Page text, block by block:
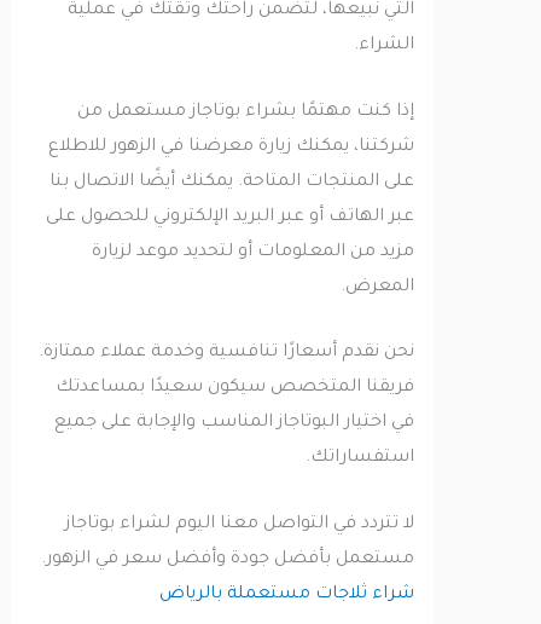
التي نبيعها، لتضمن راحتك وثقتك في عملية
الشراء.
إذا كنت مهتمًا بشراء بوتاجاز مستعمل من
شركتنا، يمكنك زيارة معرضنا في الزهور للاطلاع
على المنتجات المتاحة. يمكنك أيضًا الاتصال بنا
عبر الهاتف أو عبر البريد الإلكتروني للحصول على
مزيد من المعلومات أو لتحديد موعد لزيارة
المعرض.
نحن نقدم أسعارًا تنافسية وخدمة عملاء ممتازة.
فريقنا المتخصص سيكون سعيدًا بمساعدتك
في اختيار البوتاجاز المناسب والإجابة على جميع
استفساراتك.
لا تتردد في التواصل معنا اليوم لشراء بوتاجاز
مستعمل بأفضل جودة وأفضل سعر في الزهور.
شراء ثلاجات مستعملة بالرياض